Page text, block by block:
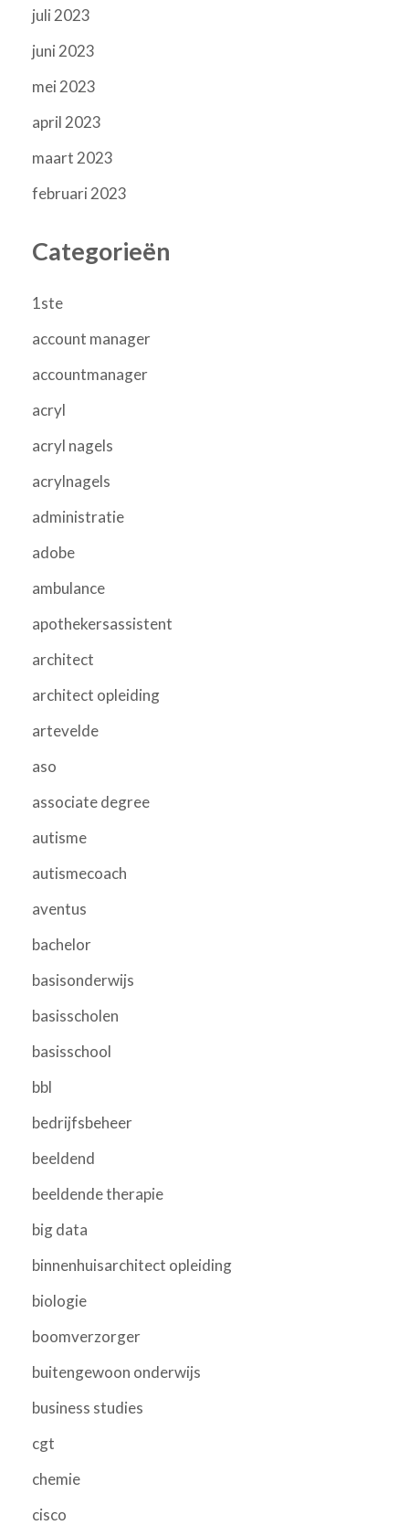
juli 2023
juni 2023
mei 2023
april 2023
maart 2023
februari 2023
Categorieën
1ste
account manager
accountmanager
acryl
acryl nagels
acrylnagels
administratie
adobe
ambulance
apothekersassistent
architect
architect opleiding
artevelde
aso
associate degree
autisme
autismecoach
aventus
bachelor
basisonderwijs
basisscholen
basisschool
bbl
bedrijfsbeheer
beeldend
beeldende therapie
big data
binnenhuisarchitect opleiding
biologie
boomverzorger
buitengewoon onderwijs
business studies
cgt
chemie
cisco